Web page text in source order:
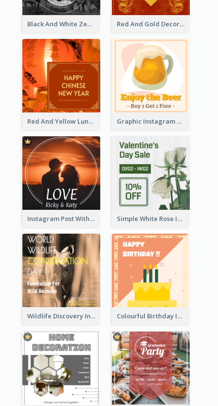
Black And White Zebra World Wildlife Day Instagram Post Red And Gold Decoration Lunar New Year Instagram Post
Red And Yellow Lunar New Year Instagram Post Graphic Instagram Post Of Buy 1 Get 1 Free
Instagram Post With Photo Of Couple Simple White Rose Instagram Of Valentine's Day
Wildlife Discovery Instagram Poster Design Colourful Birthday Instagram Post With Photo